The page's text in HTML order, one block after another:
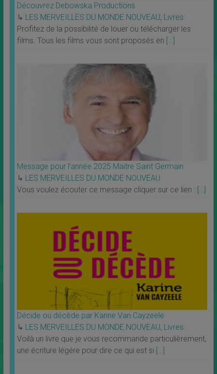
Découvrez Debowska Productions
↳ LES MERVEILLES DU MONDE NOUVEAU, Livres
Profitez de la possibilité de louer ou télécharger les
films. Tous les films vous sont proposés en […]
Message pour l’année 2025 Maitre Saint Germain
↳ LES MERVEILLES DU MONDE NOUVEAU
Vous voulez écouter ce message cliquer sur ce lien : […]
Décide ou décède par Karine Van Cayzeele
↳ LES MERVEILLES DU MONDE NOUVEAU, Livres
Voilà un livre que je vous recommande particulièrement,
une écriture légére pour dire ce qui est si […]